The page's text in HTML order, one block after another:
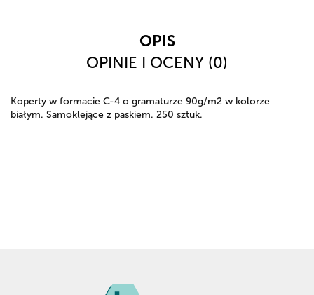
OPIS
OPINIE I OCENY (0)
Koperty w formacie C-4 o gramaturze 90g/m2 w kolorze
białym. Samoklejące z paskiem. 250 sztuk.